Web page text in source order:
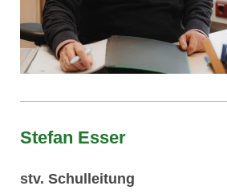
Stefan Esser
stv. Schulleitung